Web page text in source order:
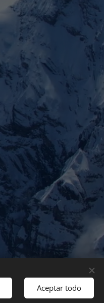
Aceptar todo